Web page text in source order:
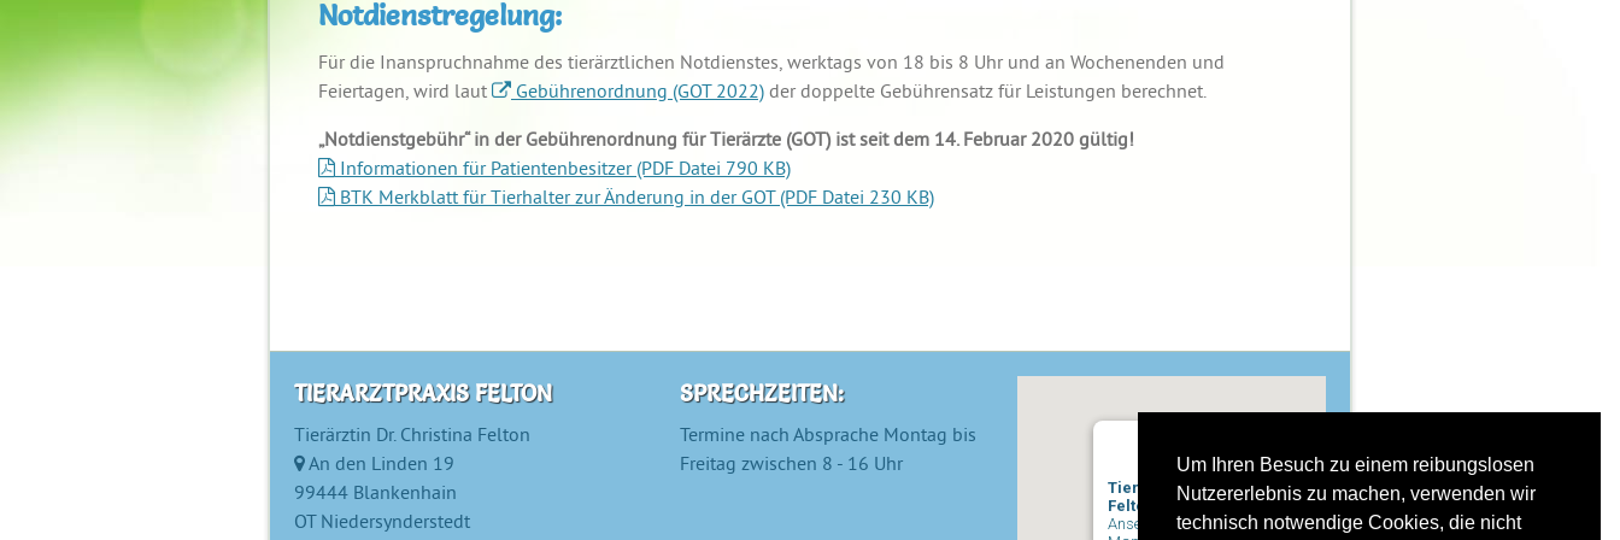
Um Ihren Besuch zu einem reibungslosen
Nutzererlebnis zu machen, verwenden wir
technisch notwendige Cookies, die nicht
Notdienstregelung:
Für die Inanspruchnahme des tierärztlichen Notdienstes, werktags von 18 bis 8 Uhr und an Wochenenden und
Feiertagen, wird laut
Gebührenordnung (GOT 2022) der doppelte Gebührensatz für Leistungen berechnet.
„Notdienstgebühr“ in der Gebührenordnung für Tierärzte (GOT) ist seit dem 14. Februar 2020 gültig!
Informationen für Patientenbesitzer (PDF Datei 790 KB)
BTK Merkblatt für Tierhalter zur Änderung in der GOT (PDF Datei 230 KB)
TIERARZTPRAXIS FELTON
Tierärztin Dr. Christina Felton
An den Linden 19
99444 Blankenhain
OT Niedersynderstedt
SPRECHZEITEN:
Termine nach Absprache Montag bis
Freitag zwischen 8 - 16 Uhr
Tierarztpraxis
Felton
Ansehen in Google